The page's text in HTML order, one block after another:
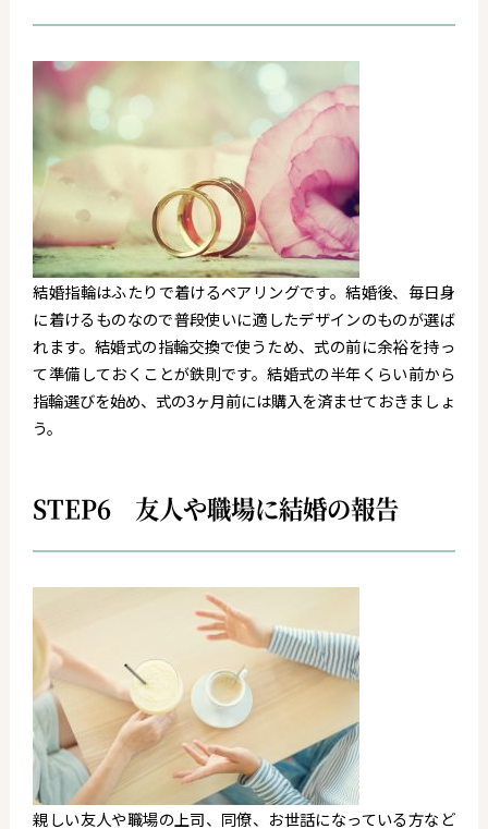
結婚指輪はふたりで着けるペアリングです。結婚後、毎日身
に着けるものなので普段使いに適したデザインのものが選ば
れます。結婚式の指輪交換で使うため、式の前に余裕を持っ
て準備しておくことが鉄則です。結婚式の半年くらい前から
指輪選びを始め、式の3ヶ月前には購入を済ませておきましょ
う。
STEP6 友人や職場に結婚の報告
親しい友人や職場の上司、同僚、お世話になっている方など